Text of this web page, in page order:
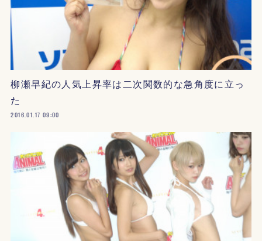
柳瀬早紀の人気上昇率は二次関数的な急角度に立っ
た
2016.01.17 09:00